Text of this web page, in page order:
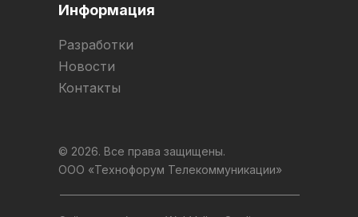
Информация
Разработки
Новости
Контакты
© 2026. Все права защищены.
ООО «Технофорум Телекоммуникации»